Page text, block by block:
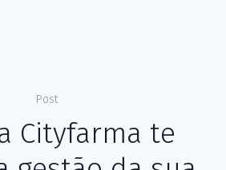
Post
Cityfarma te